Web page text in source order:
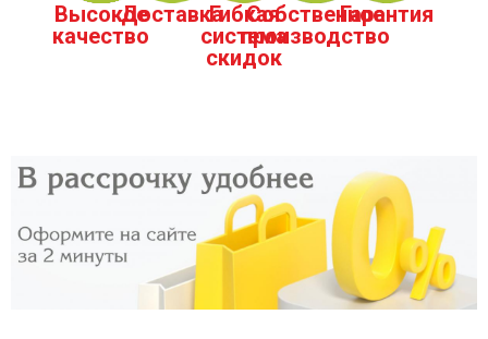
Высокое
качество
ДоставкаГибкая
система
скидок
Собственное
производство
Гарантия